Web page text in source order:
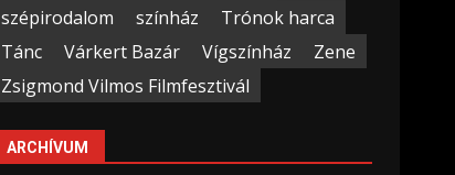
szépirodalom
színház
Trónok harca
Tánc
Várkert Bazár Vígszínház
Zene
Zsigmond Vilmos Filmfesztivál
ARCHÍVUM